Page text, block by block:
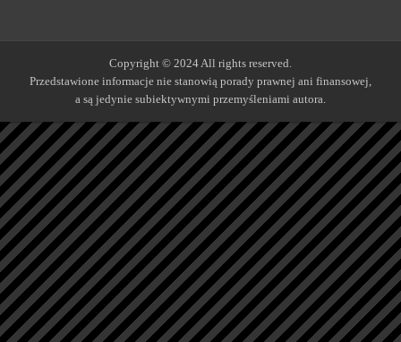
Copyright © 2024 All rights reserved.
Przedstawione informacje nie stanowią porady prawnej ani finansowej,
a są jedynie subiektywnymi przemyśleniami autora.